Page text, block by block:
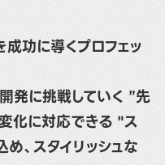
功に導くプロフェッ
発に挑戦していく ”先
化に対応できる "ス
、スタイリッシュな